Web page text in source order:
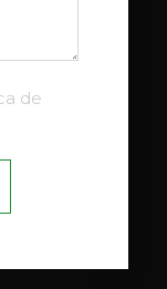
de